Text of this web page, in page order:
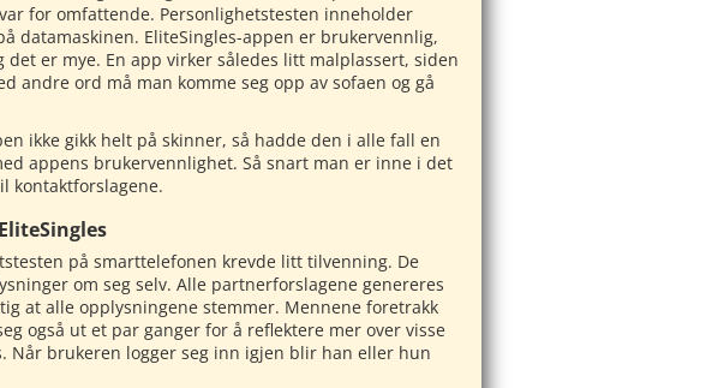
for omfattende. Personlighetstesten inneholder
datamaskinen. EliteSingles-appen er brukervennlig,
er mye. En app virker således litt malplassert, siden
ord må man komme seg opp av sofaen og gå
ikke gikk helt på skinner, så hadde den i alle fall en
appens brukervennlighet. Så snart man er inne i det
kontaktforslagene.
på smarttelefonen krevde litt tilvenning. De
om seg selv. Alle partnerforslagene genereres
at alle opplysningene stemmer. Mennene foretrakk
også ut et par ganger for å reflektere mer over visse
Når brukeren logger seg inn igjen blir han eller hun